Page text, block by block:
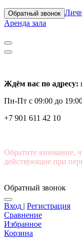
Обратный звонок
Аренда зала
Ждём вас по адресу:
Пн-Пт с 09:00 до
+7 901 611 42 10
Обратите внимание,
действующие при
Обратный звонок
Вход | Регистрация
Сравнение
Избранное
Корзина